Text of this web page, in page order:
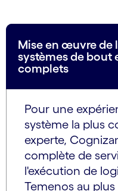
Mise en œuvre de
systèmes de bout
complets
Pour une
système la plus
experte,
complète de
l'exécution de
Temenos au